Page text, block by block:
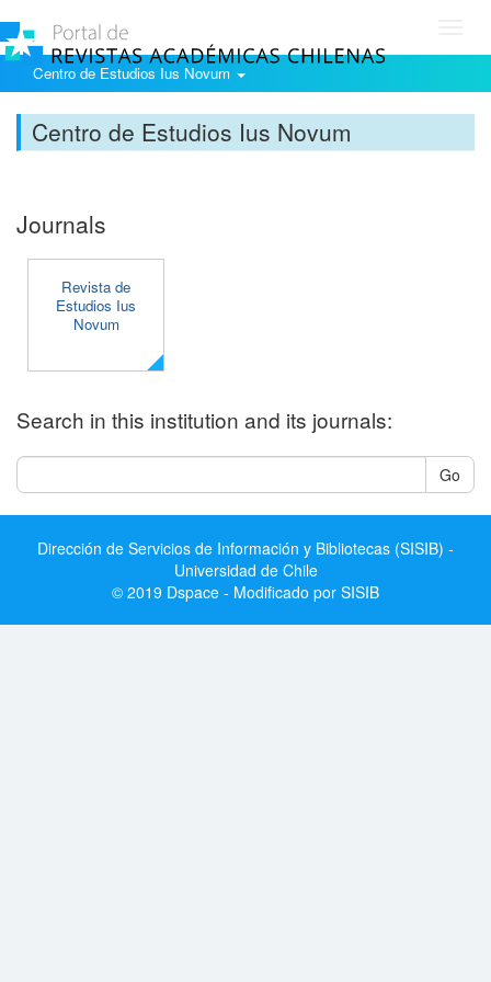
Centro de Estudios Ius Novum
Centro de Estudios Ius Novum
Journals
Revista de
Estudios Ius
Novum
Search in this institution and its journals:
Go
Dirección de Servicios de Información y Bibliotecas (SISIB) -
Universidad de Chile
© 2019 Dspace - Modificado por SISIB